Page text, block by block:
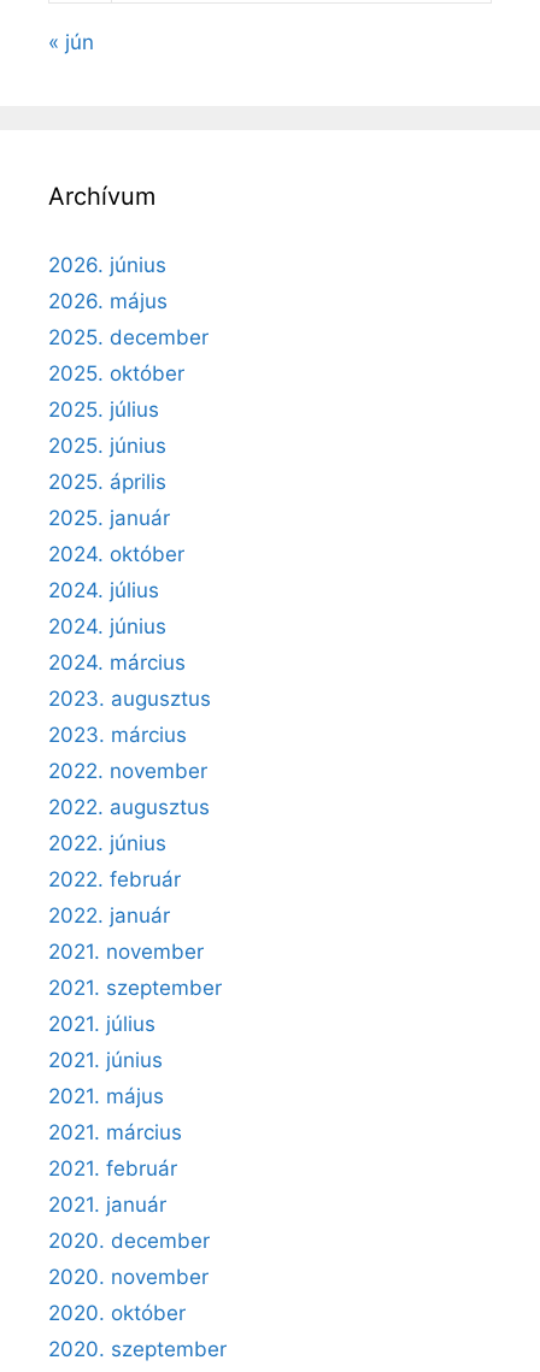
« jún
Archívum
2026. június
2026. május
2025. december
2025. október
2025. július
2025. június
2025. április
2025. január
2024. október
2024. július
2024. június
2024. március
2023. augusztus
2023. március
2022. november
2022. augusztus
2022. június
2022. február
2022. január
2021. november
2021. szeptember
2021. július
2021. június
2021. május
2021. március
2021. február
2021. január
2020. december
2020. november
2020. október
2020. szeptember